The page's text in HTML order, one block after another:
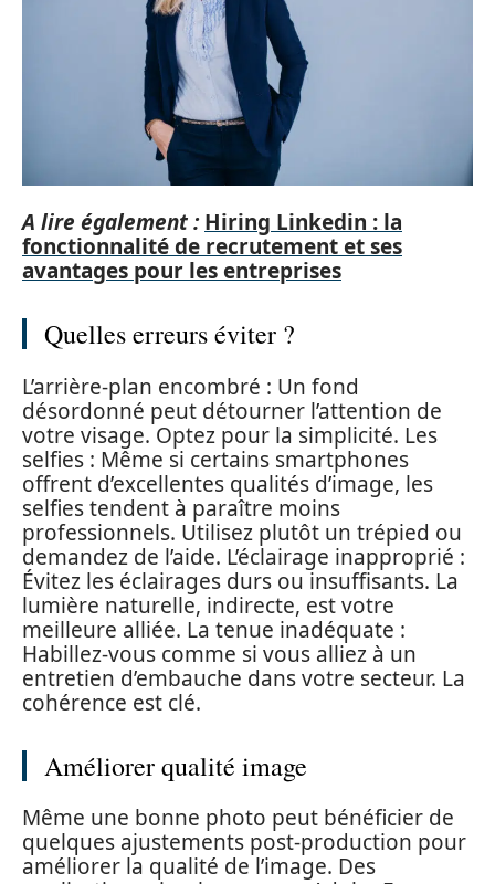
A lire également : Hiring Linkedin : la
fonctionnalité de recrutement et ses
avantages pour les entreprises
Quelles erreurs éviter ?
L’arrière-plan encombré : Un fond
désordonné peut détourner l’attention de
votre visage. Optez pour la simplicité. Les
selfies : Même si certains smartphones
offrent d’excellentes qualités d’image, les
selfies tendent à paraître moins
professionnels. Utilisez plutôt un trépied ou
demandez de l’aide. L’éclairage inapproprié :
Évitez les éclairages durs ou insuffisants. La
lumière naturelle, indirecte, est votre
meilleure alliée. La tenue inadéquate :
Habillez-vous comme si vous alliez à un
entretien d’embauche dans votre secteur. La
cohérence est clé.
Améliorer qualité image
Même une bonne photo peut bénéficier de
quelques ajustements post-production pour
améliorer la qualité de l’image. Des